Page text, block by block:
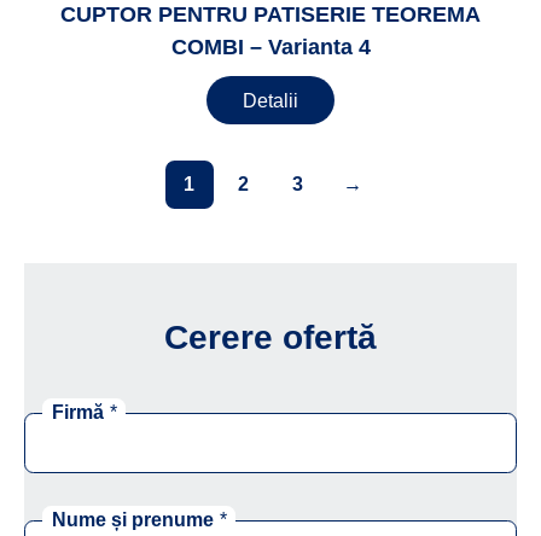
CUPTOR PENTRU PATISERIE TEOREMA
COMBI – Varianta 4
Detalii
1 2 3 →
Cerere ofertă
Firmă *
Nume și prenume *